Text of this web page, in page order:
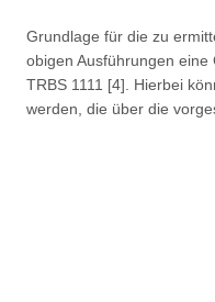
Grundlage für die zu
obigen Ausführungen eine
TRBS 1111 [4]. Hierbei
werden, die über die